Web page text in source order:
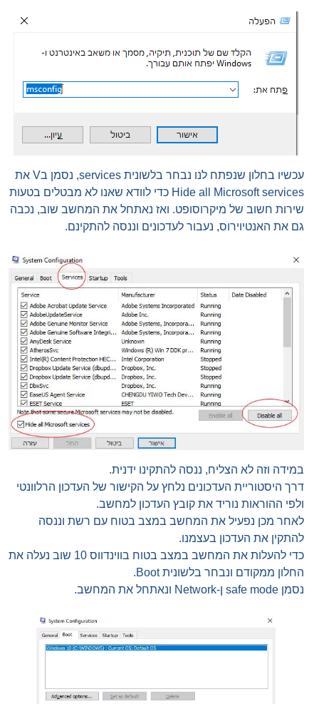
עכשיו בחלון שנפתח לנו נבחר בלשונית services, נסמן בV את
Hide all Microsoft services כדי לוודא שאנו לא מבטלים בטעות
שירות חשוב של מיקרוסופט. ואז נאתחל את המחשב שוב, נכבה
גם את האנטיוירוס, נעבור לעדכונים וננסה להתקינם.
במידה וזה לא הצליח, ננסה להתקינו ידנית.
דרך היסטוריית העדכונים נלחץ על הקישור של העדכון הרלוונטי
ולפי ההוראות נוריד את קובץ העדכון למחשב.
לאחר מכן נפעיל את המחשב במצב בטוח עם רשת וננסה
להתקין את העדכון בעצמנו.
כדי להעלות את המחשב במצב בטוח בווינדווס 10 שוב נעלה את
החלון ממקודם ונבחר בלשונית Boot.
נסמן safe mode ן-Network ונאתחל את המחשב.